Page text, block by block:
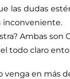
las dudas
inconveniente.
Ambas son
todo claro
en más